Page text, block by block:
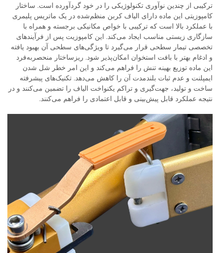
ترکیبی از چندین نوآوری تکنولوژیکی را در خود گردآورده است. ساختار
کامپوزیتی این ماده دارای الیاف کربن منظم‌شده در یک ماتریس پلیمری
با عملکرد بالا است که ترکیبی با خواص مکانیکی برجسته و همراه با
سازگاری زیستی مناسب ایجاد می‌کند. این کامپوزیت پس از فرآیندهای
تخصصی تیمار سطحی قرار می‌گیرد تا ویژگی‌های سطحی آن بهبود یافته
و ادغام بهتر با بافت استخوان امکان‌پذیر شود. ریزساختار منحصربه‌فرد
این ماده توزیع بهینه تنش را فراهم می‌کند و این امر خطر شل شدن
ایمپلنت و عدم ثبات بلندمدت آن را کاهش می‌دهد. تکنیک‌های پیشرفته
ساخت و تولید، جهت‌گیری و تراکم یکنواخت الیاف را تضمین می‌کنند و در
نتیجه عملکرد قابل پیش‌بینی و قابل اعتمادی را فراهم می‌کنند.